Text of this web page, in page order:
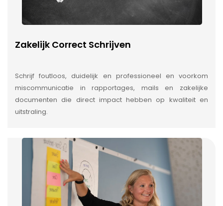
Zakelijk Correct Schrijven
Schrijf foutloos, duidelijk en professioneel en voorkom
miscommunicatie in rapportages, mails en zakelijke
documenten die direct impact hebben op kwaliteit en
uitstraling.